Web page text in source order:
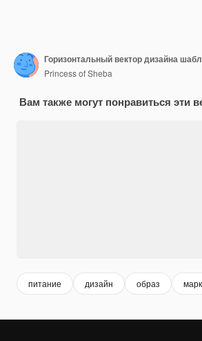
Princess of Sheba
Вам также могут понравиться эти
питание дизайн образ